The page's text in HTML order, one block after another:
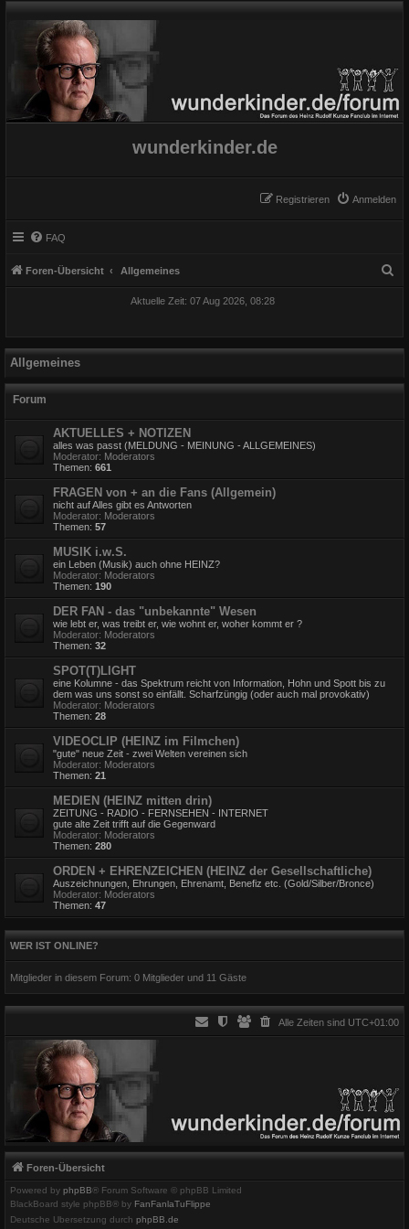
wunderkinder.de
Anmelden
Registrieren
FAQ
Foren-Übersicht Allgemeines
Aktuelle Zeit: 07 Aug 2026, 08:28
Allgemeines
Forum
AKTUELLES + NOTIZEN
alles was passt (MELDUNG - MEINUNG - ALLGEMEINES)
Moderator: Moderators
Themen: 661
FRAGEN von + an die Fans (Allgemein)
nicht auf Alles gibt es Antworten
Moderator: Moderators
Themen: 57
MUSIK i.w.S.
ein Leben (Musik) auch ohne HEINZ?
Moderator: Moderators
Themen: 190
DER FAN - das "unbekannte" Wesen
wie lebt er, was treibt er, wie wohnt er, woher kommt er ?
Moderator: Moderators
Themen: 32
SPOT(T)LIGHT
eine Kolumne - das Spektrum reicht von Information, Hohn und Spott bis zu
dem was uns sonst so einfällt. Scharfzüngig (oder auch mal provokativ)
Moderator: Moderators
Themen: 28
VIDEOCLIP (HEINZ im Filmchen)
"gute" neue Zeit - zwei Welten vereinen sich
Moderator: Moderators
Themen: 21
MEDIEN (HEINZ mitten drin)
ZEITUNG - RADIO - FERNSEHEN - INTERNET
gute alte Zeit trifft auf die Gegenward
Moderator: Moderators
Themen: 280
ORDEN + EHRENZEICHEN (HEINZ der Gesellschaftliche)
Auszeichnungen, Ehrungen, Ehrenamt, Benefiz etc. (Gold/Silber/Bronce)
Moderator: Moderators
Themen: 47
WER IST ONLINE?
Mitglieder in diesem Forum: 0 Mitglieder und 11 Gäste
Alle Zeiten sind UTC+01:00
Foren-Übersicht
Powered by phpBB® Forum Software © phpBB Limited
BlackBoard style phpBB® by FanFanlaTuFlippe
Deutsche Übersetzung durch phpBB.de